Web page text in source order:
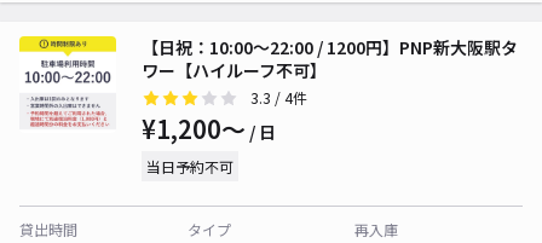
【日祝：10:00～22:00 / 1200円】PNP新大阪駅タ
ワー【ハイルーフ不可】
3.3 / 4件
¥1,200〜 / 日
当日予約不可
貸出時間
タイプ
再入庫